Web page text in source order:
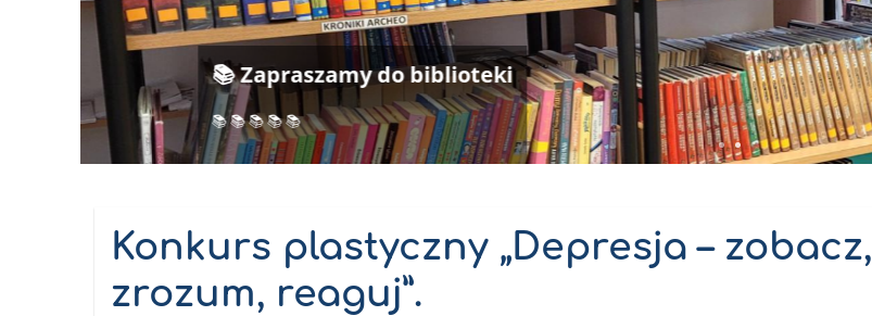
Konkurs plastyczny „Depresja – zobacz,
zrozum, reaguj”.